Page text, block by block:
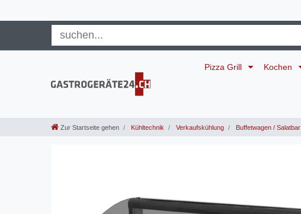
Pizza Grill Kochen
Zur Startseite gehen Kühltechnik Verkaufskühlung Buffetwagen / Salatbar